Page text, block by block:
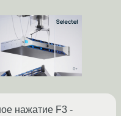
нажатие F3 -